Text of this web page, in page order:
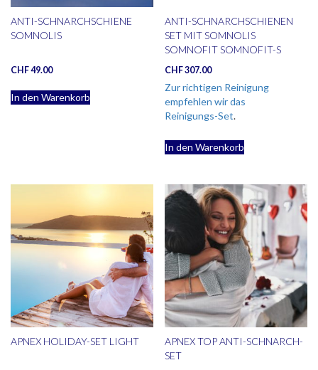
ANTI-SCHNARCHSCHIENE
SOMNOLIS
CHF49.00
In den Warenkorb
ANTI-SCHNARCHSCHIENEN
SET MIT SOMNOLIS
SOMNOFIT SOMNOFIT-S
CHF307.00
Zur richtigen Reinigung
empfehlen wir das
Reinigungs-Set.
In den Warenkorb
APNEX HOLIDAY-SET LIGHT
APNEX TOP ANTI-SCHNARCH-
SET